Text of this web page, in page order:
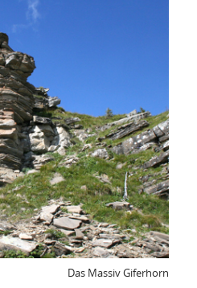
Das Massiv Giferhorn